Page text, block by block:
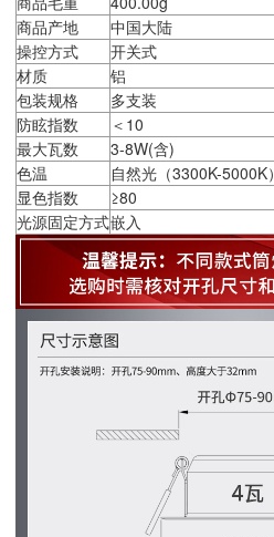
商品产地
中国大陆
操控方式
开关式
材质
铝
包装规格
多支装
防眩指数
＜10
最大瓦数
3-8W(含)
色温
自然光（3300K-5000K）
显色指数
≥80
光源固定方式嵌入